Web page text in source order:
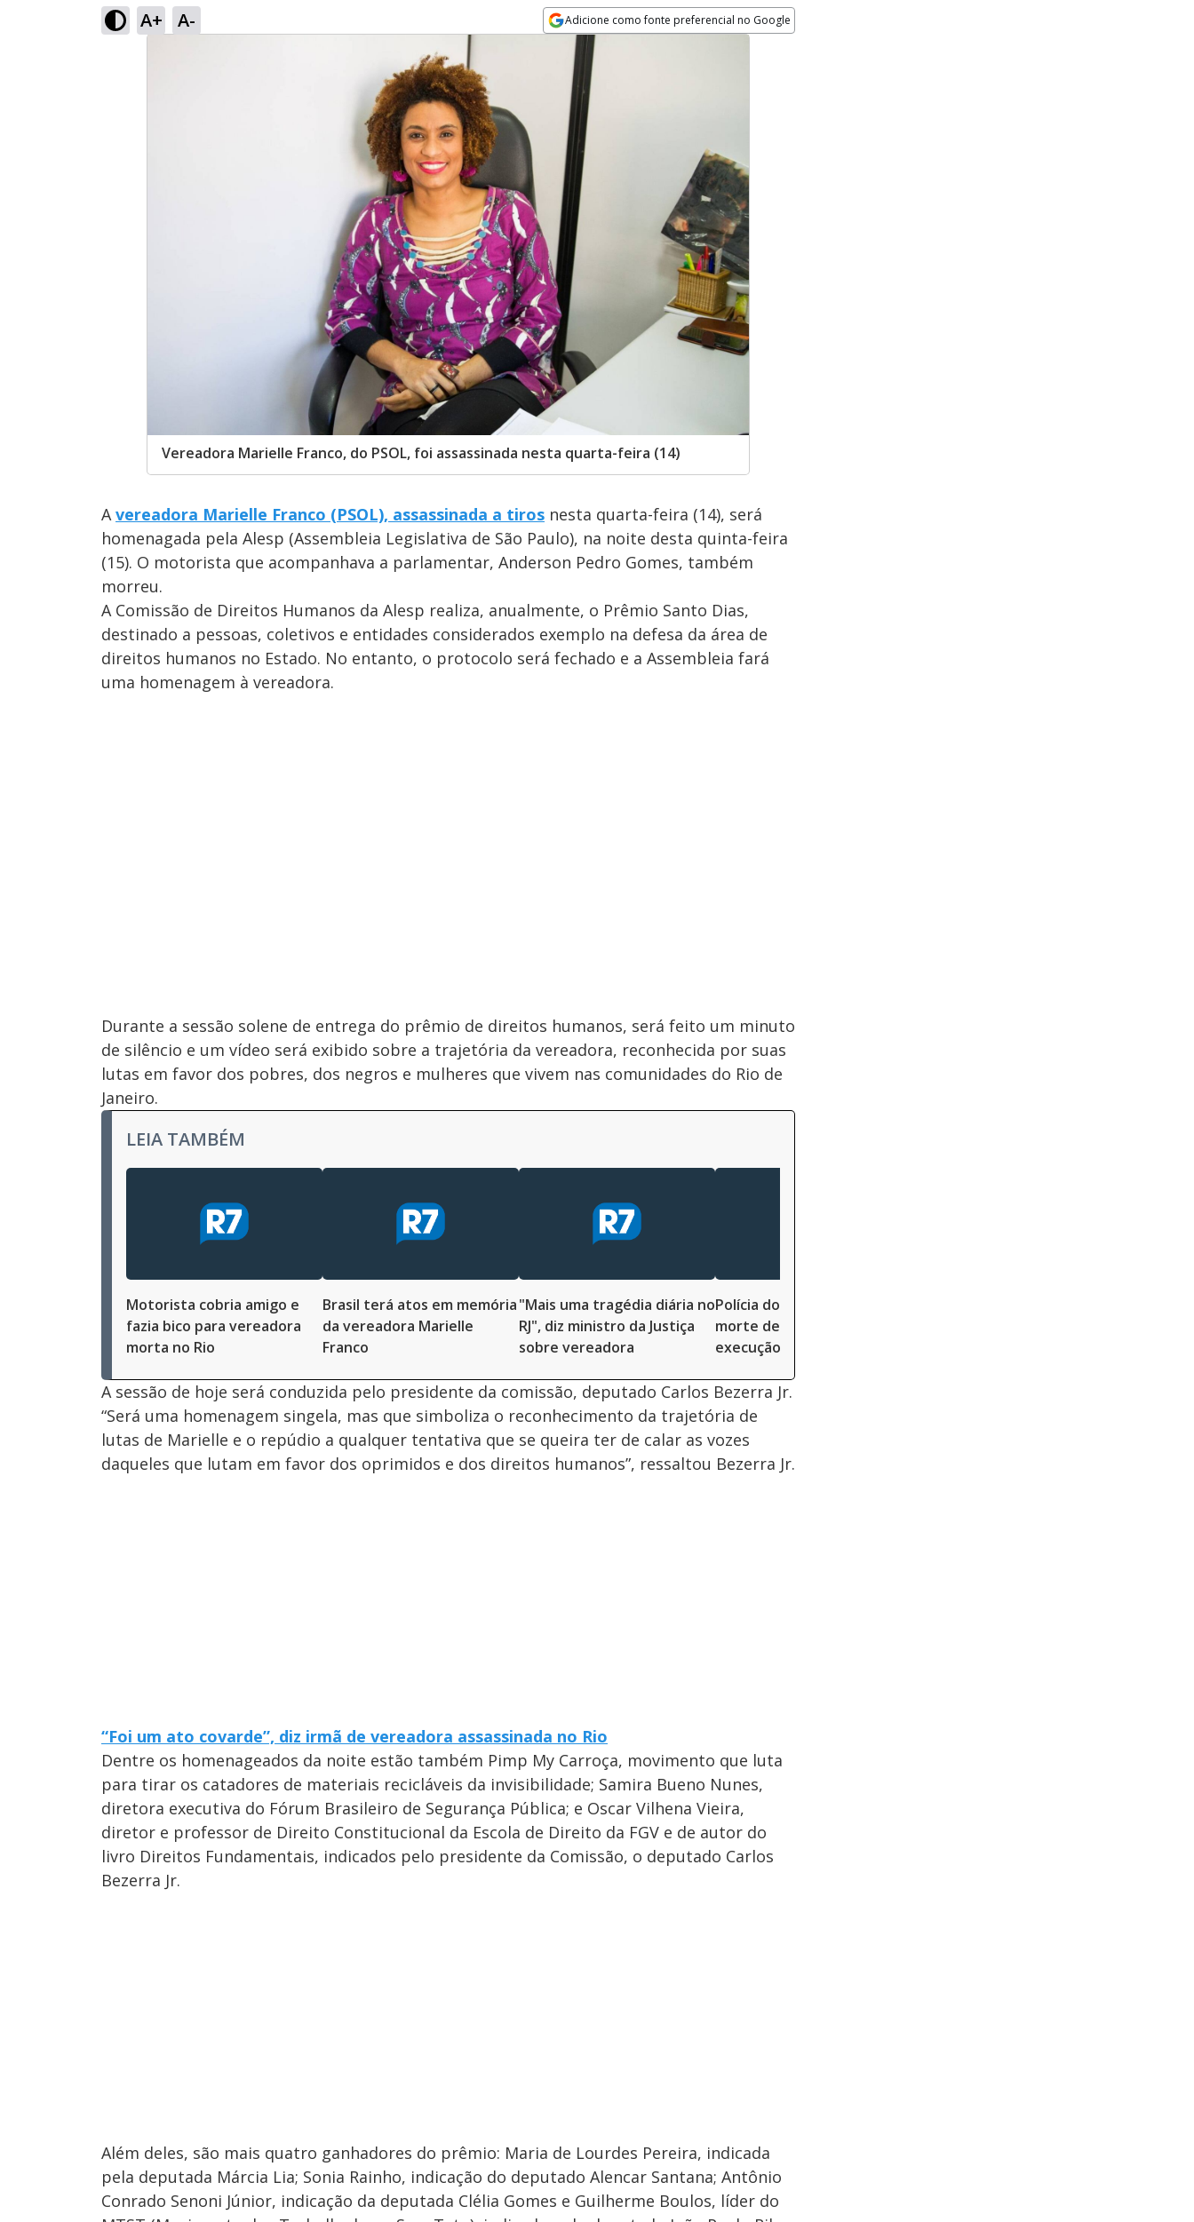
A+ A- Adicione como fonte preferencial no Google
Opens in new window
Vereadora Marielle Franco, do PSOL, foi assassinada nesta quarta-feira (14)
Avereadora Marielle Franco (PSOL), assassinada a tiros nesta quarta-feira (14), será
homenagada pela Alesp (Assembleia Legislativa de São Paulo), na noite desta quinta-feira
(15). O motorista que acompanhava a parlamentar, Anderson Pedro Gomes, também
morreu.
A Comissão de Direitos Humanos da Alesp realiza, anualmente, o Prêmio Santo Dias,
destinado a pessoas, coletivos e entidades considerados exemplo na defesa da área de
direitos humanos no Estado. No entanto, o protocolo será fechado e a Assembleia fará
uma homenagem à vereadora.
Durante a sessão solene de entrega do prêmio de direitos humanos, será feito um minuto
de silêncio e um vídeo será exibido sobre a trajetória da vereadora, reconhecida por suas
lutas em favor dos pobres, dos negros e mulheres que vivem nas comunidades do Rio de
Janeiro.
LEIA TAMBÉM
Motorista cobria amigo e
fazia bico para vereadora
morta no Rio
Brasil terá atos em memória
da vereadora Marielle
Franco
"Mais uma tragédia diária no
RJ", diz ministro da Justiça
sobre vereadora
Polícia do Rio investiga
morte de vereadora como
execução
A sessão de hoje será conduzida pelo presidente da comissão, deputado Carlos Bezerra Jr.
“Será uma homenagem singela, mas que simboliza o reconhecimento da trajetória de
lutas de Marielle e o repúdio a qualquer tentativa que se queira ter de calar as vozes
daqueles que lutam em favor dos oprimidos e dos direitos humanos”, ressaltou Bezerra Jr.
“Foi um ato covarde”, diz irmã de vereadora assassinada no Rio
Dentre os homenageados da noite estão também Pimp My Carroça, movimento que luta
para tirar os catadores de materiais recicláveis da invisibilidade; Samira Bueno Nunes,
diretora executiva do Fórum Brasileiro de Segurança Pública; e Oscar Vilhena Vieira,
diretor e professor de Direito Constitucional da Escola de Direito da FGV e de autor do
livro Direitos Fundamentais, indicados pelo presidente da Comissão, o deputado Carlos
Bezerra Jr.
Além deles, são mais quatro ganhadores do prêmio: Maria de Lourdes Pereira, indicada
pela deputada Márcia Lia; Sonia Rainho, indicação do deputado Alencar Santana; Antônio
Conrado Senoni Júnior, indicação da deputada Clélia Gomes e Guilherme Boulos, líder do